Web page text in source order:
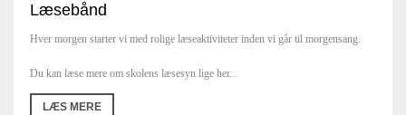
Læsebånd
Hver morgen starter vi med rolige læseaktiviteter inden vi går til morgensang.
Du kan læse mere om skolens læsesyn lige her...
LÆS MERE